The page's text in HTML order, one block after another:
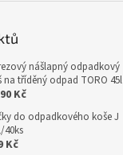
nášlapný odpadkový
na tříděný odpad TORO 45l
Kč
do odpadkového koše J
40ks
Kč